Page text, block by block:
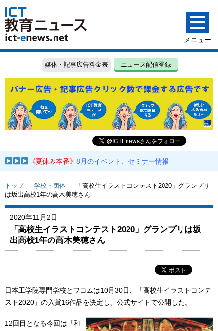
媒体・記事広告料金表 ニュース配信登録
《夏休み本番》8月のイベント、セミナー情報
トップ 学校・団体
「高校生イラストコンテスト2020」グランプリ
は坂出高校1年の高木美穂さん
2020年11月2日
「高校生イラストコンテスト2020」グランプリは坂
出高校1年の高木美穂さん
日本工学院専門学校とワコムは10月30日、「高校生イラストコンテ
スト2020」の入賞16作品を決定し、公式サイトで公開した。
12回目となる今回は「和